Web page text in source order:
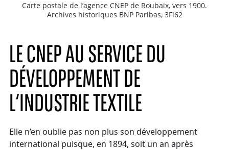
Carte postale de l’agence CNEP de Roubaix, vers 1900.
Archives historiques BNP Paribas, 3Fi62
LE CNEP AU SERVICE DU
DÉVELOPPEMENT DE
L’INDUSTRIE TEXTILE
Elle n’en oublie pas non plus son développement
international puisque, en 1894, soit un an après